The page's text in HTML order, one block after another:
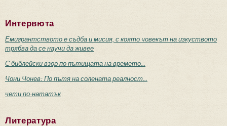
Интервюта
Емигрантството е съдба и мисия, с която човекът на изкуството
трябва да се научи да живее
С библейски взор по пътищата на времето...
Чони Чонев: По пътя на солената реалност...
чети по-нататък
Литература